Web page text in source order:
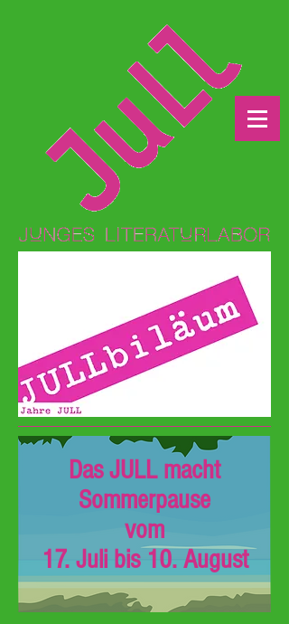
Das JULL macht
Sommerpause
vom
17. Juli bis 10. August